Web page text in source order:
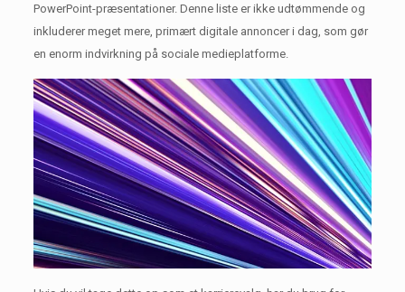
PowerPoint-præsentationer. Denne liste er ikke udtømmende og
inkluderer meget mere, primært digitale annoncer i dag, som gør
en enorm indvirkning på sociale medieplatforme.